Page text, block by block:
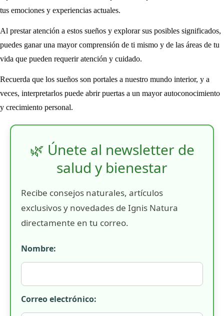
tus emociones y experiencias actuales.
Al prestar atención a estos sueños y explorar sus posibles significados,
puedes ganar una mayor comprensión de ti mismo y de las áreas de tu
vida que pueden requerir atención y cuidado.
Recuerda que los sueños son portales a nuestro mundo interior, y a
veces, interpretarlos puede abrir puertas a un mayor autoconocimiento
y crecimiento personal.
🌿 Únete al newsletter de
salud y bienestar
Recibe consejos naturales, artículos
exclusivos y novedades de Ignis Natura
directamente en tu correo.
Nombre:
Correo electrónico: